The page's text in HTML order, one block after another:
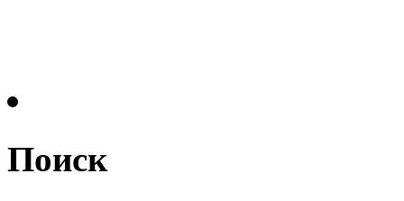
Поиск